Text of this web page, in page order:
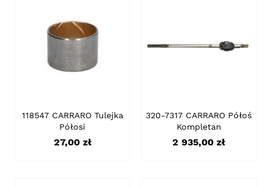
118547 CARRARO Tulejka
Półosi
Cena
27,00 zł
320-7317 CARRARO Półoś
Kompletan
Cena
2 935,00 zł